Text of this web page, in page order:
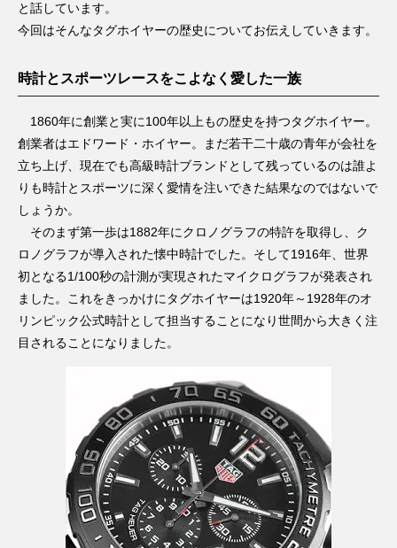
と話しています。
今回はそんなタグホイヤーの歴史についてお伝えしていきます。
時計とスポーツレースをこよなく愛した一族
1860年に創業と実に100年以上もの歴史を持つタグホイヤー。
創業者はエドワード・ホイヤー。まだ若干二十歳の青年が会社を
立ち上げ、現在でも高級時計ブランドとして残っているのは誰よ
りも時計とスポーツに深く愛情を注いできた結果なのではないで
しょうか。
そのまず第一歩は1882年にクロノグラフの特許を取得し、ク
ロノグラフが導入された懐中時計でした。そして1916年、世界
初となる1/100秒の計測が実現されたマイクログラフが発表され
ました。これをきっかけにタグホイヤーは1920年～1928年のオ
リンピック公式時計として担当することになり世間から大きく注
目されることになりました。